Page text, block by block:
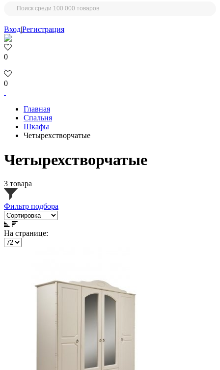
Вход|Регистрация
0
0
Главная
Спальня
Шкафы
Четырехстворчатые
Четырехстворчатые
3 товара
Фильтр подбора
На странице: